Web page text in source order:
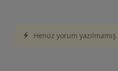
Henüz yorum yazılmamış.